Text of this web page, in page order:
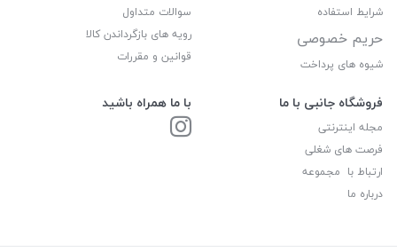
شرایط استفاده
حریم خصوصی
شیوه های پرداخت
سوالات متداول
رویه های بازگرداندن کالا
قوانین و مقررات
فروشگاه جانبی با ما
مجله اینترنتی
فرصت های شغلی
ارتباط با مجموعه
درباره ما
با ما همراه باشید